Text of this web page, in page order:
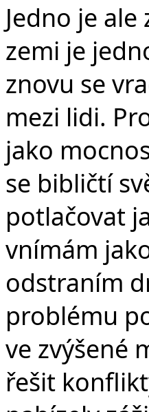
Jedno je
zemi je
znovu se
mezi lidi.
jako
se bibličtí
potlačovat
vnímám
odstraním
problému
ve zvýšené
řešit